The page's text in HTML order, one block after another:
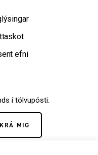
efni
í tölvupósti.
MIG